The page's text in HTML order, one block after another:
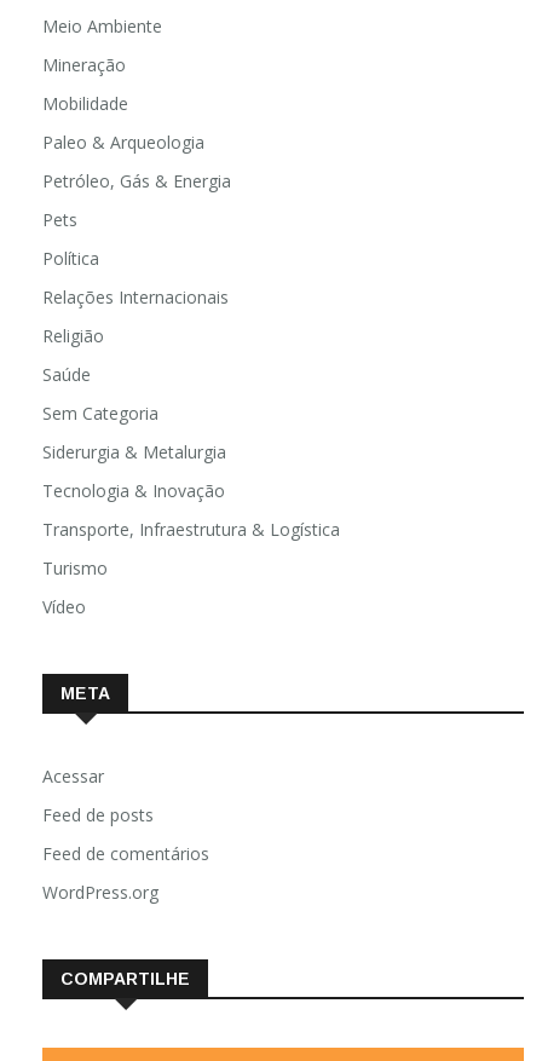
Meio Ambiente
Mineração
Mobilidade
Paleo & Arqueologia
Petróleo, Gás & Energia
Pets
Política
Relações Internacionais
Religião
Saúde
Sem Categoria
Siderurgia & Metalurgia
Tecnologia & Inovação
Transporte, Infraestrutura & Logística
Turismo
Vídeo
META
Acessar
Feed de posts
Feed de comentários
WordPress.org
COMPARTILHE